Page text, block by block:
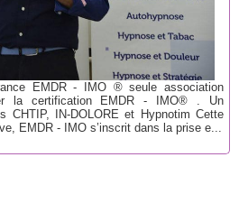
EMDR - IMO ® seule association
la certification EMDR - IMO® . Un
CHTIP, IN-DOLORE et Hypnotim Cette
EMDR - IMO s’inscrit dans la prise e...